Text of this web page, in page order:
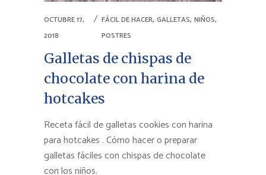
OCTUBRE 17,
2018
FÁCIL DE HACER, GALLETAS, NIÑOS,
POSTRES
Galletas de chispas de
chocolate con harina de
hotcakes
Receta fácil de galletas cookies con harina
para hotcakes . Cómo hacer o preparar
galletas fáciles con chispas de chocolate
con los niños.